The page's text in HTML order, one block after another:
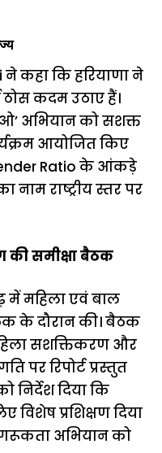
ने कहा कि हरियाणा ने
कदम उठाए हैं।
अभियान को सशक्त
आयोजित किए
Ratio के आंकड़े
नाम राष्ट्रीय स्तर पर
की समीक्षा बैठक
में महिला एवं बाल
के दौरान की। बैठक
सशक्तिकरण और
पर रिपोर्ट प्रस्तुत
निर्देश दिया कि
विशेष प्रशिक्षण दिया
अभियान को